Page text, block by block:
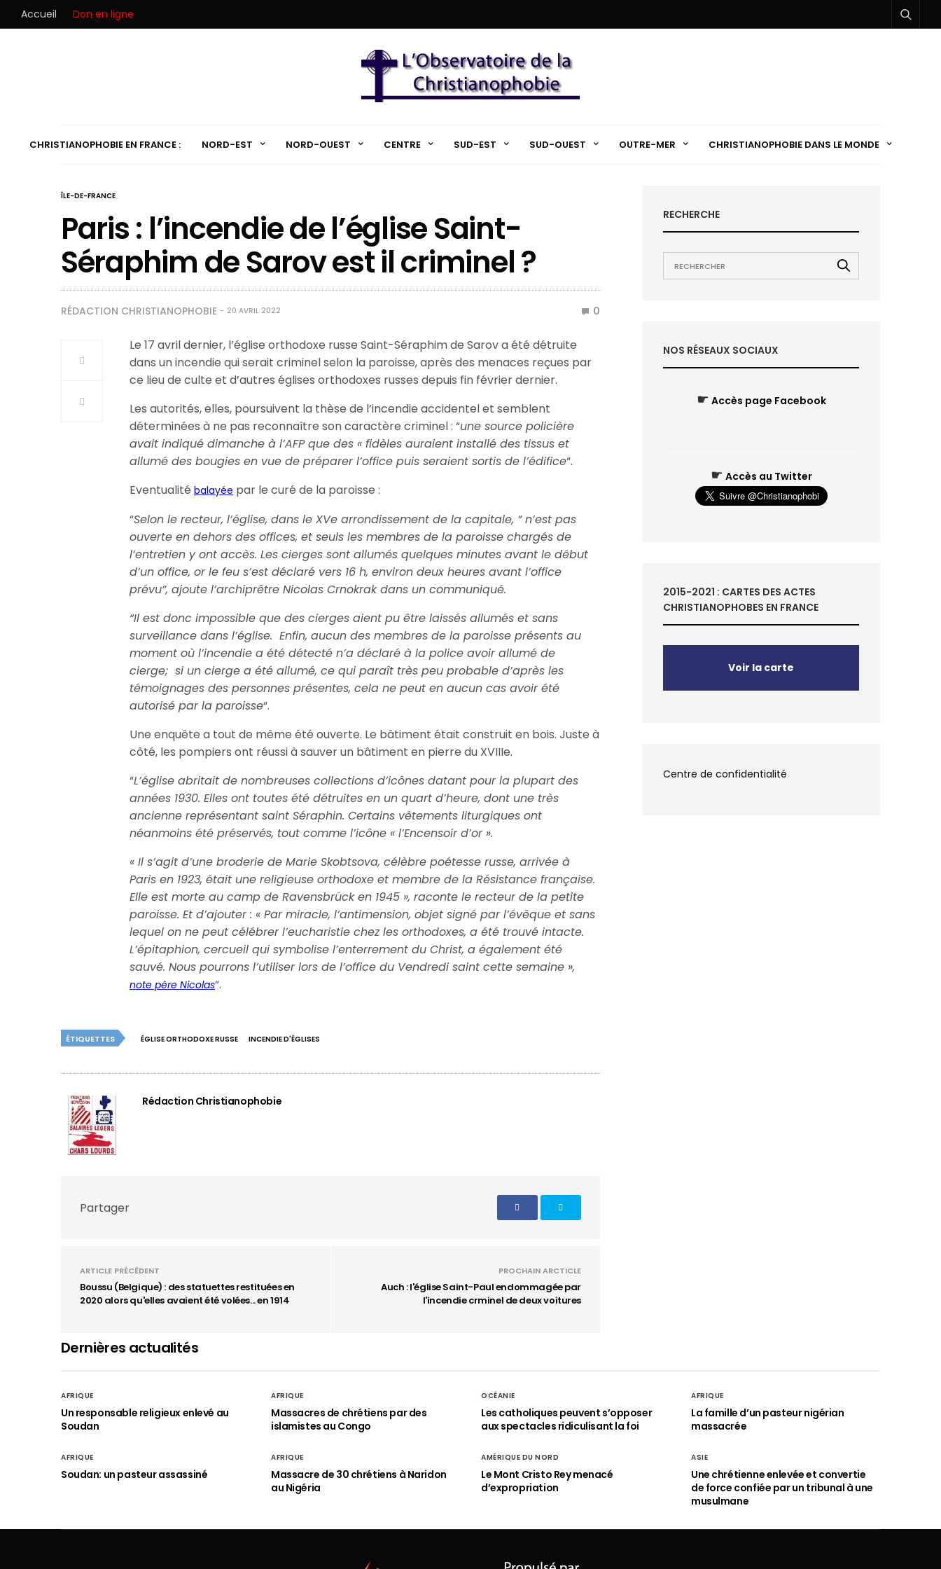
Accueil Don en ligne
CHRISTIANOPHOBIE EN FRANCE : NORD-EST NORD-OUEST CENTRE SUD-EST SUD-OUEST OUTRE-MER CHRISTIANOPHOBIE DANS LE MONDE
ÎLE-DE-FRANCE
Paris : l’incendie de l’église Saint-
Séraphim de Sarov est il criminel ?
RÉDACTION CHRISTIANOPHOBIE 20 AVRIL 2022 0
Le 17 avril dernier, l’église orthodoxe russe Saint-Séraphim de Sarov a été détruite
dans un incendie qui serait criminel selon la paroisse, après des menaces reçues par
ce lieu de culte et d’autres églises orthodoxes russes depuis fin février dernier.
Les autorités, elles, poursuivent la thèse de l’incendie accidentel et semblent
déterminées à ne pas reconnaître son caractère criminel : “une source policière
avait indiqué dimanche à l’AFP que des « fidèles auraient installé des tissus et
allumé des bougies en vue de préparer l’office puis seraient sortis de l’édifice“.
Eventualitébalayée par le curé de la paroisse :
“Selon le recteur, l’église, dans le XVe arrondissement de la capitale, ” n’est pas
ouverte en dehors des offices, et seuls les membres de la paroisse chargés de
l’entretien y ont accès. Les cierges sont allumés quelques minutes avant le début
d’un office, or le feu s’est déclaré vers 16 h, environ deux heures avant l’office
prévu”, ajoute l’archiprêtre Nicolas Crnokrak dans un communiqué.
“Il est donc impossible que des cierges aient pu être laissés allumés et sans
surveillance dans l’église. Enfin, aucun des membres de la paroisse présents au
moment où l’incendie a été détecté n’a déclaré à la police avoir allumé de
cierge; si un cierge a été allumé, ce qui paraît très peu probable d’après les
témoignages des personnes présentes, cela ne peut en aucun cas avoir été
autorisé par la paroisse“.
Une enquête a tout de même été ouverte. Le bâtiment était construit en bois. Juste à
côté, les pompiers ont réussi à sauver un bâtiment en pierre du XVIIIe.
“L’église abritait de nombreuses collections d’icônes datant pour la plupart des
années 1930. Elles ont toutes été détruites en un quart d’heure, dont une très
ancienne représentant saint Séraphin. Certains vêtements liturgiques ont
néanmoins été préservés, tout comme l’icône « l’Encensoir d’or ».
« Il s’agit d’une broderie de Marie Skobtsova, célèbre poétesse russe, arrivée à
Paris en 1923, était une religieuse orthodoxe et membre de la Résistance française.
Elle est morte au camp de Ravensbrück en 1945 », raconte le recteur de la petite
paroisse. Et d’ajouter : « Par miracle, l’antimension, objet signé par l’évêque et sans
lequel on ne peut célébrer l’eucharistie chez les orthodoxes, a été trouvé intacte.
L’épitaphion, cercueil qui symbolise l’enterrement du Christ, a également été
sauvé. Nous pourrons l’utiliser lors de l’office du Vendredi saint cette semaine »,
note père Nicolas“.
ÉTIQUETTES ÉGLISE ORTHODOXE RUSSE INCENDIE D'ÉGLISES
Rédaction Christianophobie
Partager
ARTICLE PRÉCÉDENT
Boussu (Belgique) : des statuettes restituées en
2020 alors qu'elles avaient été volées... en 1914
PROCHAIN ARCTICLE
Auch : l'église Saint-Paul endommagée par
l'incendie crminel de deux voitures
RECHERCHE
NOS RÉSEAUX SOCIAUX
☛ Accès page Facebook
☛ Accès au Twitter
2015-2021 : CARTES DES ACTES
CHRISTIANOPHOBES EN FRANCE
Voir la carte
Centre de confidentialité
Dernières actualités
AFRIQUE
Un responsable religieux enlevé au
Soudan
AFRIQUE
Massacres de chrétiens par des
islamistes au Congo
OCÉANIE
Les catholiques peuvent s’opposer
aux spectacles ridiculisant la foi
AFRIQUE
La famille d’un pasteur nigérian
massacrée
AFRIQUE
Soudan: un pasteur assassiné
AFRIQUE
Massacre de 30 chrétiens à Naridon
au Nigéria
AMÉRIQUE DU NORD
Le Mont Cristo Rey menacé
d’expropriation
ASIE
Une chrétienne enlevée et convertie
de force confiée par un tribunal à une
musulmane